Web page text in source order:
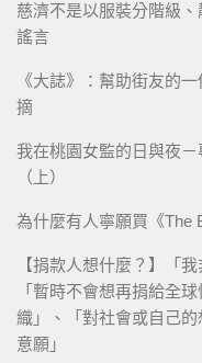
慈濟不是以服裝分階級
謠言
《大誌》：幫助街友的
摘
我在桃園女監的日與夜
（上）
為什麼有人寧願買《The
【捐款人想什麼？】「
「暫時不會想再捐給全
織」、「對社會或自己
意願」